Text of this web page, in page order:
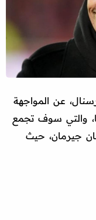
عن المواجهة
والتي سوف تجمع
جيرمان، حيث